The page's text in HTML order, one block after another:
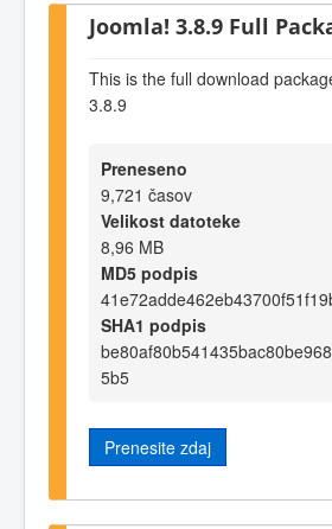
Joomla! 3.8.9 Full
This is the full download
3.8.9
Preneseno
9,721 časov
Velikost datoteke
8,96 MB
MD5 podpis
SHA1 podpis
5b5
Prenesite zdaj